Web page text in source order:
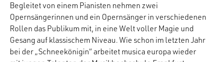
Begleitet von einem Pianisten nehmen zwei
Opernsängerinnen und ein Opernsänger in verschiedenen
Rollen das Publikum mit, in eine Welt voller Magie und
Gesang auf klassischem Niveau. Wie schon im letzten Jahr
bei der „Schneekönigin“ arbeitet musica europa wieder